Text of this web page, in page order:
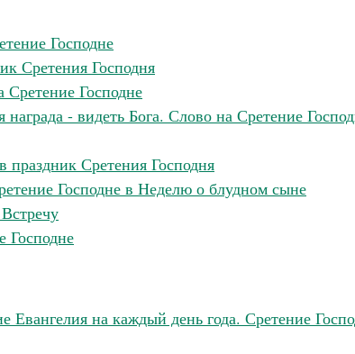
Господне
Сретения Господня
Сретение Господне
- видеть Бога. Слово на Сретение
праздник Сретения Господня
Господне в Неделю о блудном сыне
Господне
Евангелия на каждый день года. Сретение